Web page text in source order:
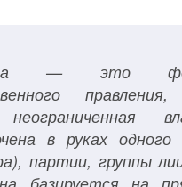
— это
в руках одного
партии, группы